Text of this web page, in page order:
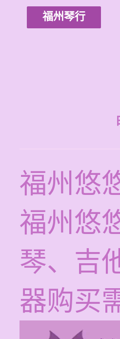
福州琴行
福州悠
福州悠
琴、吉
器购买